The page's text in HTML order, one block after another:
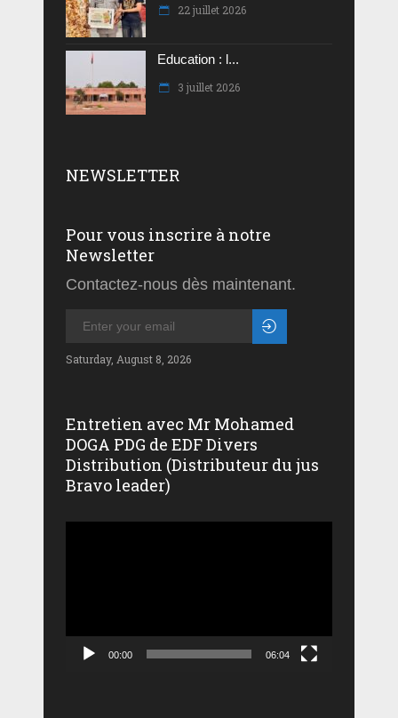
22 juillet 2026
Education : l...
3 juillet 2026
NEWSLETTER
Pour vous inscrire à notre
Newsletter
Contactez-nous dès maintenant.
Saturday, August 8, 2026
Entretien avec Mr Mohamed
DOGA PDG de EDF Divers
Distribution (Distributeur du jus
Bravo leader)
00:00 06:04